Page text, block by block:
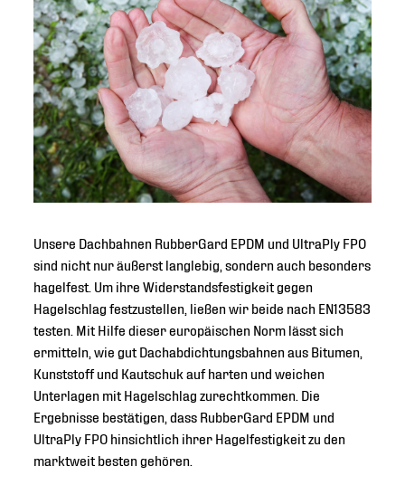
Unsere Dachbahnen RubberGard EPDM und UltraPly FPO
sind nicht nur äußerst langlebig, sondern auch besonders
hagelfest. Um ihre Widerstandsfestigkeit gegen
Hagelschlag festzustellen, ließen wir beide nach EN13583
testen. Mit Hilfe dieser europäischen Norm lässt sich
ermitteln, wie gut Dachabdichtungsbahnen aus Bitumen,
Kunststoff und Kautschuk auf harten und weichen
Unterlagen mit Hagelschlag zurechtkommen. Die
Ergebnisse bestätigen, dass RubberGard EPDM und
UltraPly FPO hinsichtlich ihrer Hagelfestigkeit zu den
marktweit besten gehören.